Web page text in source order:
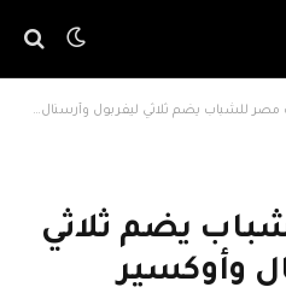
للشباب يضم ثلاثي ليفربول وأرسنال وأوكسير
يضم ثلاثي
وأوكسير